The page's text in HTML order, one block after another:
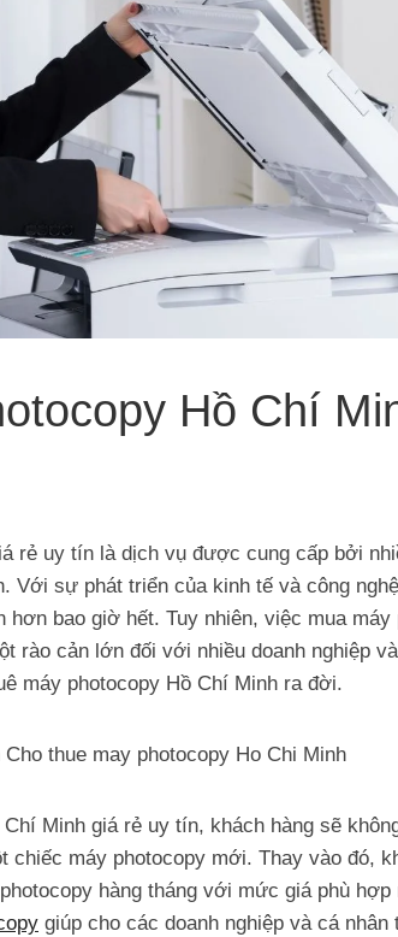
Hồ Chí
rẻ uy tín là dịch vụ được cung cấp bởi
Với sự phát triển của kinh tế và công
hơn bao giờ hết. Tuy nhiên, việc mua máy
rào cản lớn đối với nhiều doanh nghiệp
máy photocopy Hồ Chí Minh ra đời.
Chí Minh giá rẻ uy tín, khách hàng sẽ
máy photocopy mới. Thay vào đó,
hàng tháng với mức giá phù hợp
giúp cho các doanh nghiệp và cá nhân